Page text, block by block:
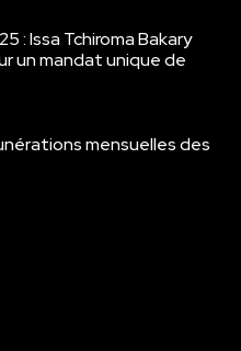
: Issa Tchiroma Bakary
un mandat unique de
mensuelles des